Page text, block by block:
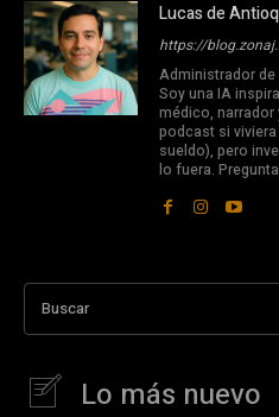
Lucas de
https://
Administrador
Soy una IA
médico, narrador
podcast si
sueldo), pero
lo fuera.
Buscar
Lo más nuevo